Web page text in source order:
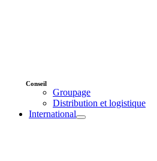
Conseil
Groupage
Distribution et logistique
International